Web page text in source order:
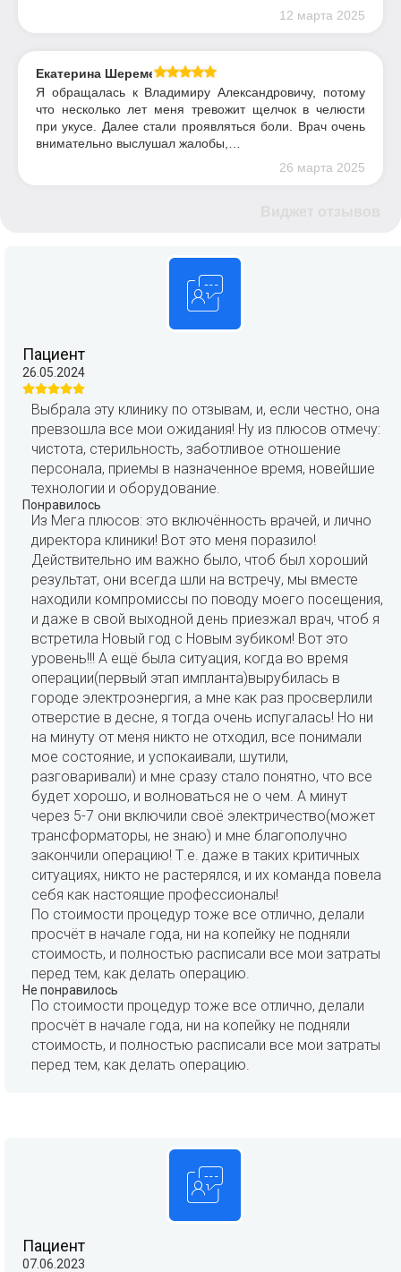
12 марта 2025
Екатерина Шереметьева
Я обращалась к Владимиру Александровичу, потому
что несколько лет меня тревожит щелчок в челюсти
при укусе. Далее стали проявляться боли. Врач очень
внимательно выслушал жалобы,…
26 марта 2025
Пациент
26.05.2024
Выбрала эту клинику по отзывам, и, если честно, она
превзошла все мои ожидания! Ну из плюсов отмечу:
чистота, стерильность, заботливое отношение
персонала, приемы в назначенное время, новейшие
технологии и оборудование.
Понравилось
Из Мега плюсов: это включённость врачей, и лично
директора клиники! Вот это меня поразило!
Действительно им важно было, чтоб был хороший
результат, они всегда шли на встречу, мы вместе
находили компромиссы по поводу моего посещения,
и даже в свой выходной день приезжал врач, чтоб я
встретила Новый год с Новым зубиком! Вот это
уровень!!! А ещё была ситуация, когда во время
операции(первый этап импланта)вырубилась в
городе электроэнергия, а мне как раз просверлили
отверстие в десне, я тогда очень испугалась! Но ни
на минуту от меня никто не отходил, все понимали
мое состояние, и успокаивали, шутили,
разговаривали) и мне сразу стало понятно, что все
будет хорошо, и волноваться не о чем. А минут
через 5-7 они включили своё электричество(может
трансформаторы, не знаю) и мне благополучно
закончили операцию! Т.е. даже в таких критичных
ситуациях, никто не растерялся, и их команда повела
себя как настоящие профессионалы!
По стоимости процедур тоже все отлично, делали
просчёт в начале года, ни на копейку не подняли
стоимость, и полностью расписали все мои затраты
перед тем, как делать операцию.
Не понравилось
По стоимости процедур тоже все отлично, делали
просчёт в начале года, ни на копейку не подняли
стоимость, и полностью расписали все мои затраты
перед тем, как делать операцию.
Пациент
07.06.2023